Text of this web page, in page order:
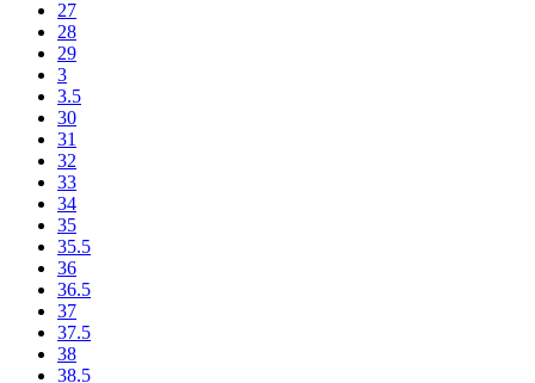
27
28
29
3
3.5
30
31
32
33
34
35
35.5
36
36.5
37
37.5
38
38.5